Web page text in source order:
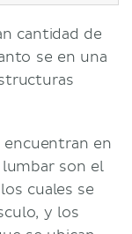
cantidad de
se en una
en
son el
cuales se
y los